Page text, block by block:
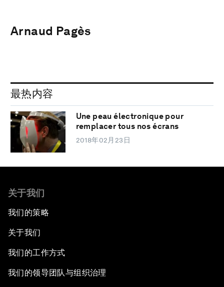
Arnaud Pagès
最热内容
Une peau électronique pour
remplacer tous nos écrans
2018年02月23日
关于我们
我们的策略
关于我们
我们的工作方式
我们的领导团队与组织治理